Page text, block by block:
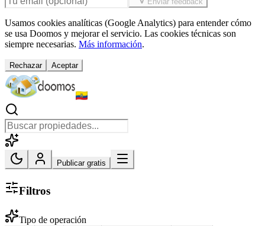
Usamos cookies analíticas (Google Analytics) para entender cómo
se usa Doomos y mejorar el servicio. Las cookies técnicas son
siempre necesarias. Más información.
Rechazar Aceptar
Publicar gratis
Filtros
Tipo de operación